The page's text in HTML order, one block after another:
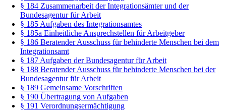
§ 184 Zusammenarbeit der Integrationsämter und der
Bundesagentur für Arbeit
§ 185 Aufgaben des Integrationsamtes
§ 185a Einheitliche Ansprechstellen für Arbeitgeber
§ 186 Beratender Ausschuss für behinderte Menschen bei dem
Integrationsamt
§ 187 Aufgaben der Bundesagentur für Arbeit
§ 188 Beratender Ausschuss für behinderte Menschen bei der
Bundesagentur für Arbeit
§ 189 Gemeinsame Vorschriften
§ 190 Übertragung von Aufgaben
§ 191 Verordnungsermächtigung